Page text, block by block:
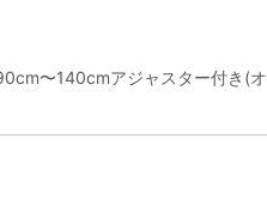
〜140cmアジャスター付き(オ